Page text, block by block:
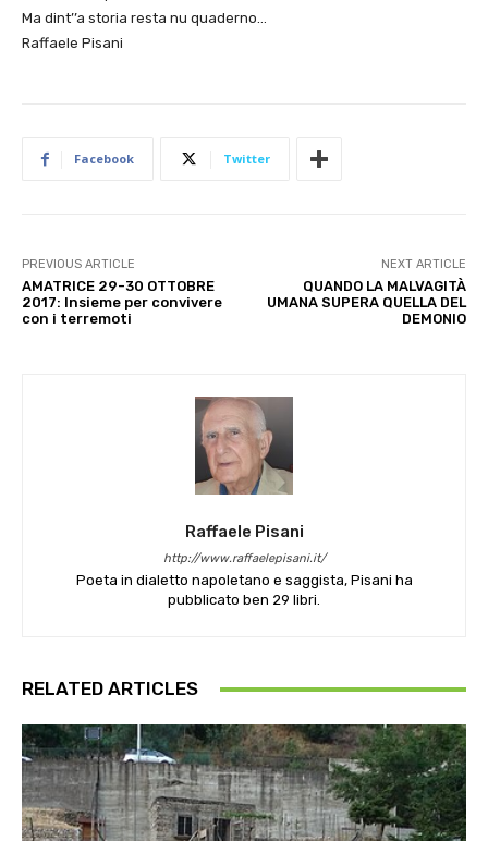
Ma dint’’a storia resta nu quaderno…
Raffaele Pisani
Facebook Twitter
PREVIOUS ARTICLE
AMATRICE 29-30 OTTOBRE
2017: Insieme per convivere
con i terremoti
NEXT ARTICLE
QUANDO LA MALVAGITÀ
UMANA SUPERA QUELLA DEL
DEMONIO
Raffaele Pisani
http://www.raffaelepisani.it/
Poeta in dialetto napoletano e saggista, Pisani ha
pubblicato ben 29 libri.
RELATED ARTICLES